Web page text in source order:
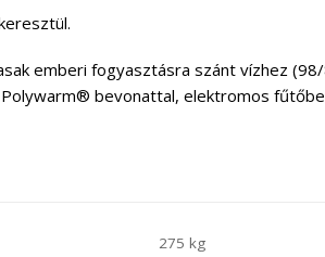
emberi fogyasztásra szánt vízhez
bevonattal, elektromos
275 kg